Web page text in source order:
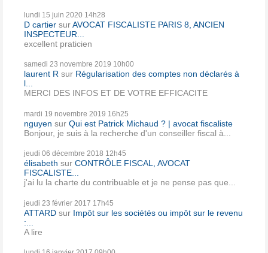
lundi 15 juin 2020 14h28
D cartier surAVOCAT FISCALISTE PARIS 8, ANCIEN
INSPECTEUR...
excellent praticien
samedi 23 novembre 2019 10h00
laurent R sur Régularisation des comptes non déclarés à
l...
MERCI DES INFOS ET DE VOTRE EFFICACITE
mardi 19 novembre 2019 16h25
nguyen sur Qui est Patrick Michaud ? | avocat fiscaliste
Bonjour, je suis à la recherche d'un conseiller fiscal à...
jeudi 06 décembre 2018 12h45
élisabeth sur CONTRÔLE FISCAL, AVOCAT
FISCALISTE...
j'ai lu la charte du contribuable et je ne pense pas que...
jeudi 23 février 2017 17h45
ATTARD sur Impôt sur les sociétés ou impôt sur le revenu
:...
A lire